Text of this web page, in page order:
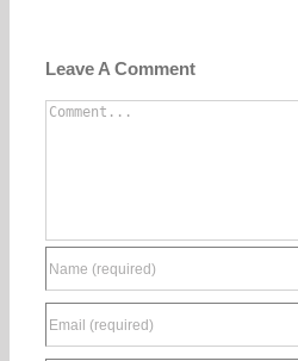
Leave A Comment
Comment